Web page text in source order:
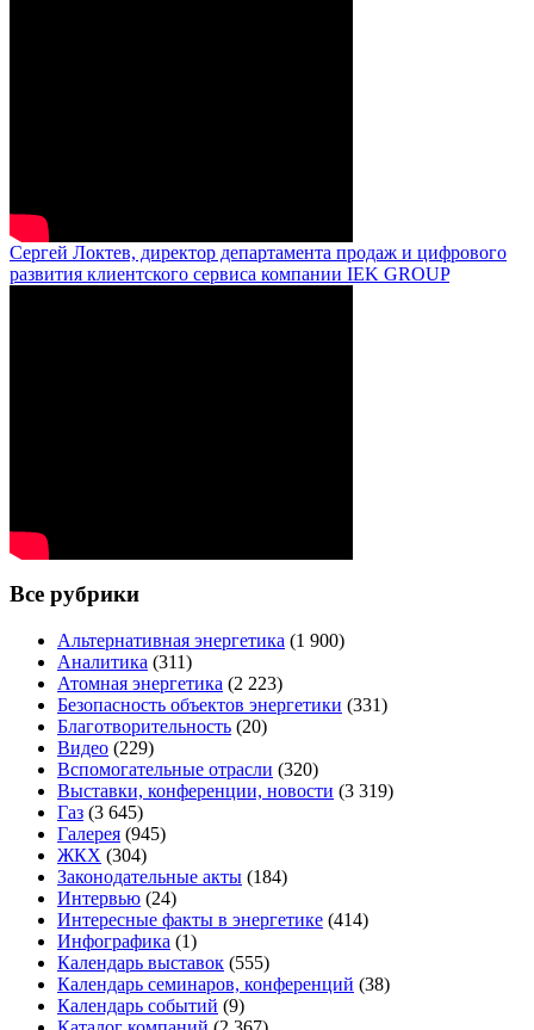
Сергей Локтев, директор департамента продаж и цифрового
развития клиентского сервиса компании IEK GROUP
Все рубрики
Альтернативная энергетика (1 900)
Аналитика (311)
Атомная энергетика (2 223)
Безопасность объектов энергетики (331)
Благотворительность (20)
Видео (229)
Вспомогательные отрасли (320)
Выставки, конференции, новости (3 319)
Газ (3 645)
Галерея (945)
ЖКХ (304)
Законодательные акты (184)
Интервью (24)
Интересные факты в энергетике (414)
Инфографика (1)
Календарь выставок (555)
Календарь семинаров, конференций (38)
Календарь событий (9)